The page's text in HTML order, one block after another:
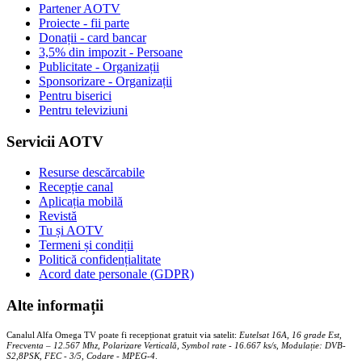
Partener AOTV
Proiecte - fii parte
Donații - card bancar
3,5% din impozit - Persoane
Publicitate - Organizații
Sponsorizare - Organizații
Pentru biserici
Pentru televiziuni
Servicii AOTV
Resurse descărcabile
Recepție canal
Aplicația mobilă
Revistă
Tu și AOTV
Termeni și condiții
Politică confidențialitate
Acord date personale (GDPR)
Alte informații
Canalul Alfa Omega TV poate fi recepționat gratuit via satelit: Eutelsat 16A, 16 grade Est,
Frecventa – 12.567 Mhz, Polarizare Verticală, Symbol rate - 16.667 ks/s, Modulație: DVB-
S2,8PSK, FEC - 3/5, Codare - MPEG-4